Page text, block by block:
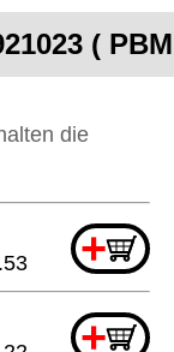
(
die
+
+